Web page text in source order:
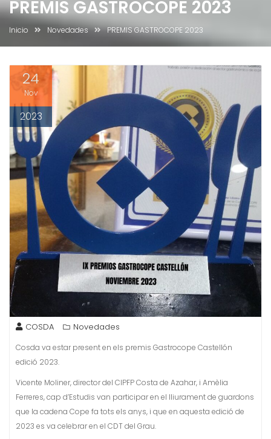
PREMIS GASTROCOPE 2023
Inicio Novedades PREMIS GASTROCOPE 2023
24
Nov
2023
COSDA Novedades
Cosda va estar present en els premis Gastrocope Castellón
edició 2023.
Vicente Moliner, director del CIPFP Costa de Azahar, i Amèlia
Ferreres, cap d’Estudis van participar en el lliurament de guardons
que la cadena Cope fa tots els anys, i que en aquesta edició de
2023 es va celebrar en el CDT del Grau.